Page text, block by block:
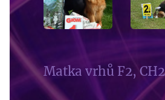
Matka vrhů F2,